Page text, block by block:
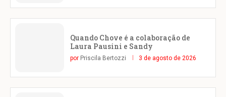
Quando Chove é a colaboração de
Laura Pausini e Sandy
por Priscila Bertozzi 3 de agosto de 2026